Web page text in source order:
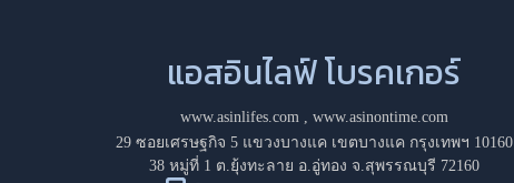
แอสอินไลฟ์ โบรคเกอร์
www.asinlifes.com, www.asinontime.com
29 ซอยเศรษฐกิจ 5 แขวงบางแค เขตบางแค กรุงเทพฯ 10160
38 หมู่ที่ 1 ต.ยุ้งทะลาย อ.อู่ทอง จ.สุพรรณบุรี 72160